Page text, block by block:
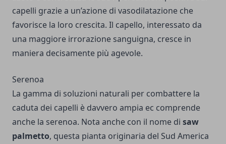
capelli grazie a un’azione di vasodilatazione che
favorisce la loro crescita. Il capello, interessato da
una maggiore irrorazione sanguigna, cresce in
maniera decisamente più agevole.
Serenoa
La gamma di soluzioni naturali per combattere la
caduta dei capelli è davvero ampia ec comprende
anche la serenoa. Nota anche con il nome di saw
palmetto, questa pianta originaria del Sud America